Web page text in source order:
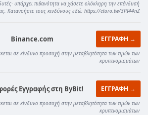
υπάρχει πιθανότητα να χάσετε ολόκληρη την επένδυσή
Κατανοήστε τους κινδύνους εδώ: https://etoro.tw/3PI44nZ
Binance.com ΕΓΓΡΑΦΗ →
σε κίνδυνο προσοχή στην μεταβλητότητα των τιμών των
κρυπτνομισμάτων
Εγγραφής στη ByBit! ΕΓΓΡΑΦΗ →
σε κίνδυνο προσοχή στην μεταβλητότητα των τιμών των
κρυπτνομισμάτων